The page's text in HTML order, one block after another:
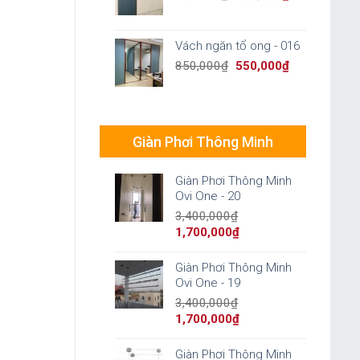
850,000₫.550,000₫.
Vách ngăn tổ ong - 016
850,000₫ Original
550,000₫Current
Giàn Phơi Thông Minh
Giàn Phơi Thông Minh
Ovi One - 20
3,400,000₫
Original
was:
3,400,000₫.
1,700,000₫Current
is:
1,700,000₫.
Giàn Phơi Thông Minh
Ovi One - 19
3,400,000₫
Original
was:
1,700,000₫Current
is:
Giàn Phơi Thông Minh